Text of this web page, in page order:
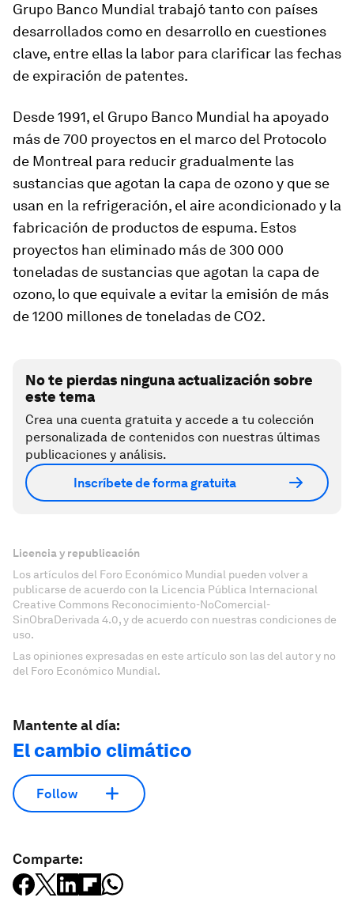
Grupo Banco Mundial trabajó tanto con países
desarrollados como en desarrollo en cuestiones
clave, entre ellas la labor para clarificar las fechas
de expiración de patentes.
Desde 1991, el Grupo Banco Mundial ha apoyado
más de 700 proyectos en el marco del Protocolo
de Montreal para reducir gradualmente las
sustancias que agotan la capa de ozono y que se
usan en la refrigeración, el aire acondicionado y la
fabricación de productos de espuma. Estos
proyectos han eliminado más de 300 000
toneladas de sustancias que agotan la capa de
ozono, lo que equivale a evitar la emisión de más
de 1200 millones de toneladas de CO2.
No te pierdas ninguna actualización sobre
este tema
Crea una cuenta gratuita y accede a tu colección
personalizada de contenidos con nuestras últimas
publicaciones y análisis.
Inscríbete de forma gratuita
Licencia y republicación
Los artículos del Foro Económico Mundial pueden volver a
publicarse de acuerdo con la Licencia Pública Internacional
Creative Commons Reconocimiento-NoComercial-
SinObraDerivada 4.0, y de acuerdo con nuestras condiciones de
uso.
Las opiniones expresadas en este artículo son las del autor y no
del Foro Económico Mundial.
Mantente al día:
El cambio climático
Follow
Comparte: